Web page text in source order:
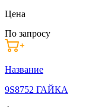
Цена
По запросу
Название
9S8752 ГАЙКА